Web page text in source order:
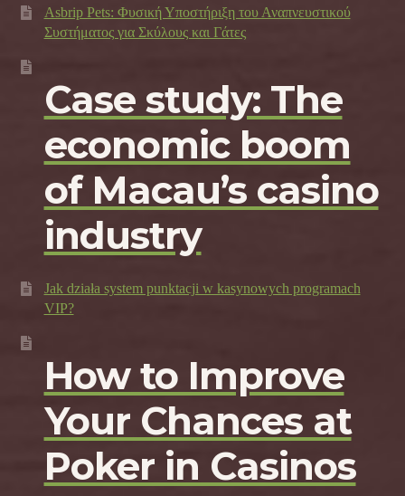
Asbrip Pets: Φυσική Υποστήριξη του Αναπνευστικού
Συστήματος για Σκύλους και Γάτες
Case study: The
economic boom
of Macau’s casino
industry
Jak działa system punktacji w kasynowych programach
VIP?
How to Improve
Your Chances at
Poker in Casinos